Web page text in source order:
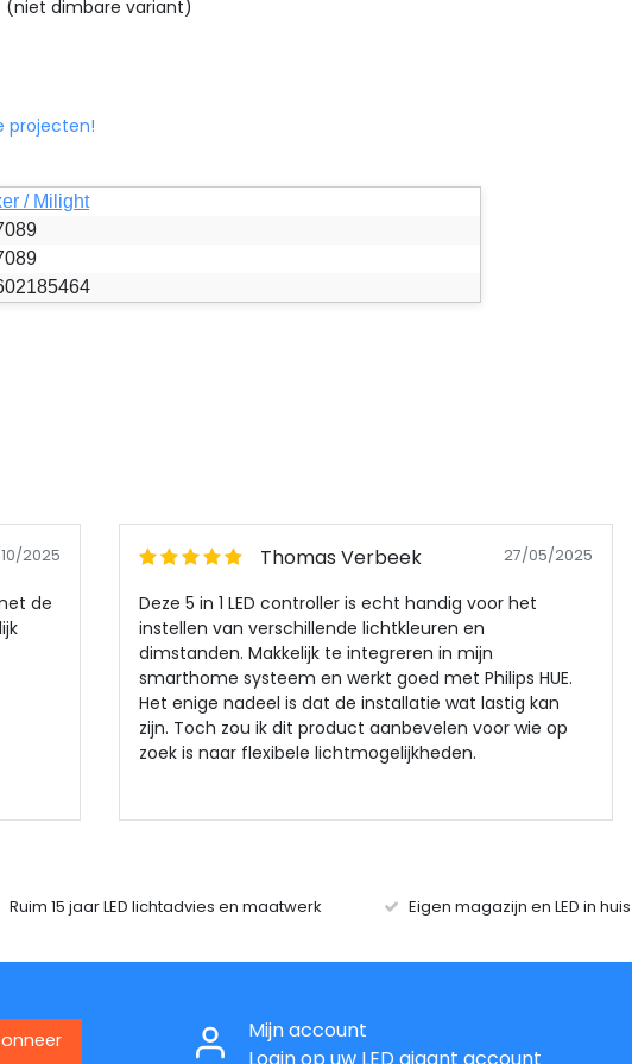
(niet dimbare variant)
projecten!
/ Milight
2025
de
Thomas Verbeek 27/05/2025
Deze 5 in 1 LED controller is echt handig voor het
instellen van verschillende lichtkleuren en
dimstanden. Makkelijk te integreren in mijn
smarthome systeem en werkt goed met Philips HUE.
Het enige nadeel is dat de installatie wat lastig kan
zijn. Toch zou ik dit product aanbevelen voor wie op
zoek is naar flexibele lichtmogelijkheden.
Ruim 15 jaar LED lichtadvies en maatwerk Eigen magazijn en LED in
Mijn account